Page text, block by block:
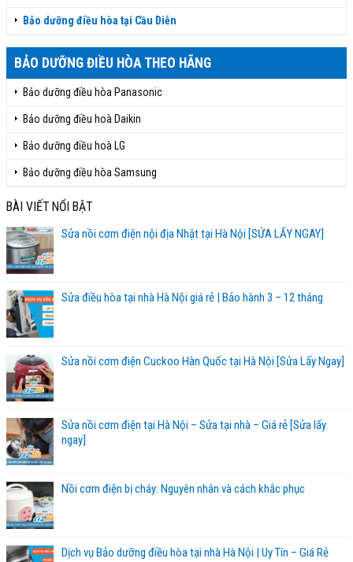
Bảo dưỡng điều hòa tại Cầu Diễn
BẢO DƯỠNG ĐIỀU HÒA THEO HÃNG
Bảo dưỡng điều hòa Panasonic
Bảo dưỡng điều hoà Daikin
Bảo dưỡng điều hoà LG
Bảo dưỡng điều hòa Samsung
BÀI VIẾT NỔI BẬT
Sửa nồi cơm điện nội địa Nhật tại Hà Nội [SỬA LẤY NGAY]
Sửa điều hòa tại nhà Hà Nội giá rẻ | Bảo hành 3 – 12 tháng
Sửa nồi cơm điện Cuckoo Hàn Quốc tại Hà Nội [Sửa Lấy Ngay]
Sửa nồi cơm điện tại Hà Nội – Sửa tại nhà – Giá rẻ [Sửa lấy
ngay]
Nồi cơm điện bị cháy: Nguyên nhân và cách khắc phục
Dịch vụ Bảo dưỡng điều hòa tại nhà Hà Nội | Uy Tín – Giá Rẻ